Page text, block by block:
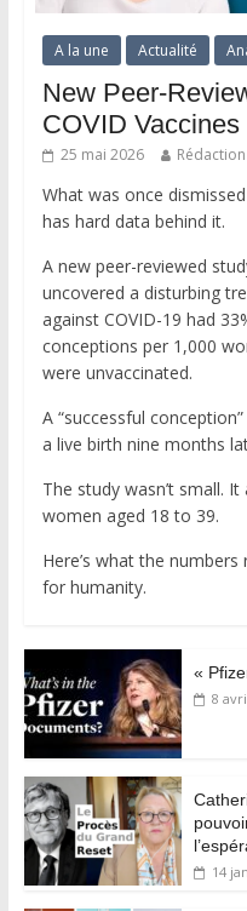
A la une Actualité
New Peer-
COVID
25 mai 2026
What was once
has hard data behind it.
A new peer-reviewed
uncovered a disturbing
against COVID-19 had
conceptions per 1,000
were unvaccinated.
A “successful
a live birth nine months
The study wasn’t small.
women aged 18 to 39.
Here’s what the
for humanity.
«
8
14